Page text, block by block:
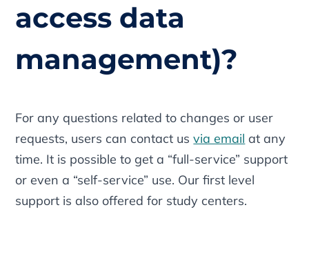
access data
management)?
For any questions related to changes or user
requests, users can contact usvia email at any
time. It is possible to get a “full-service” support
or even a “self-service” use. Our first level
support is also offered for study centers.